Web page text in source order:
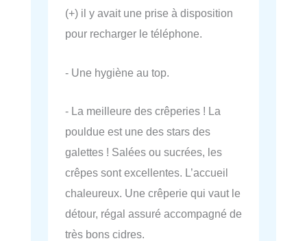
(+) il y avait une prise à disposition
pour recharger le téléphone.
- Une hygiène au top.
- La meilleure des crêperies ! La
pouldue est une des stars des
galettes ! Salées ou sucrées, les
crêpes sont excellentes. L’accueil
chaleureux. Une crêperie qui vaut le
détour, régal assuré accompagné de
très bons cidres.